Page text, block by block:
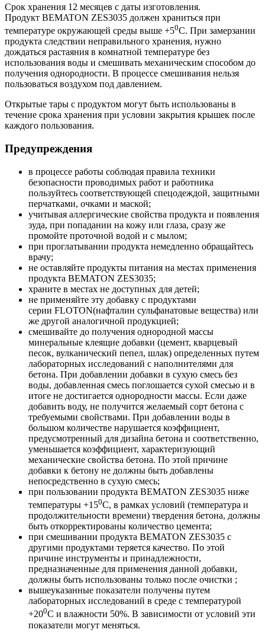
Срок хранения 12 месяцев с даты изготовления.
Продукт BEMATON ZES3035 должен храниться при
температуре окружающей среды выше +50С. При замерзании
продукта следствии неправильного хранения, нужно
дождаться растаяния в комнатной температуре без
использования воды и смешивать механическим способом до
получения однородности. В процессе смешивания нельзя
пользоваться воздухом под давлением.
Открытые тары с продуктом могут быть использованы в
течение срока хранения при условии закрытия крышек после
каждого пользования.
Предупреждения
в процессе работы соблюдая правила техники
безопасности проводимых работ и работника
пользуйтесь соответствующей спецодеждой, защитными
перчатками, очками и маской;
учитывая аллергические свойства продукта и появления
зуда, при попадании на кожу или глаза, сразу же
промойте проточной водой и с мылом;
при проглатывании продукта немедленно обращайтесь
врачу;
не оставляйте продукты питания на местах применения
продукта BEMATON ZES3035;
храните в местах не доступных для детей;
не применяйте эту добавку с продуктами
серии FLOTON(нафталин сульфанатовые вещества) или
же другой аналогичной продукцией;
смешивайте до получения однородной массы
минеральные клеящие добавки (цемент, кварцевый
песок, вулканический пепел, шлак) определенных путем
лабораторных исследований с наполнителями для
бетона. При добавлении добавки в сухую смесь без
воды, добавленная смесь поглошается сухой смесью и в
итоге не достигается однородности массы. Если даже
добавить воду, не получится желаемый сорт бетона с
требуемыми свойствами. При добавлении воды в
большом количестве нарушается коэффициент,
предусмотренный для дизайна бетона и соответственно,
уменьшается коэффициент, характеризующий
механические свойства бетона. По этой причине
добавки к бетону не должны быть добавлены
непосредственно в сухую смесь;
при пользовании продукта BEMATON ZES3035 ниже
температуры +150С, в рамках условий (температура и
продолжительности времени) твердения бетона, должны
быть откорректированы количество цемента;
при смешивании продукта BEMATON ZES3035 с
другими продуктами теряется качество. По этой
причине инструменты и принадлежности,
предназначенные для применения данной добавки,
должны быть использованы только после очистки ;
вышеуказанные показатели получены путем
лабораторных исследований в среде с температурой
+200С и влажности 50%. В зависимости от условий эти
показатели могут меняться.